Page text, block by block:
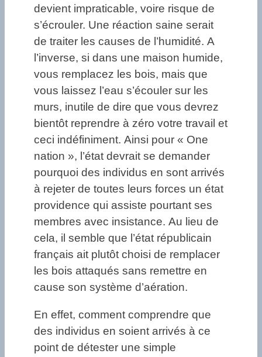
devient impraticable, voire risque de
s’écrouler. Une réaction saine serait
de traiter les causes de l’humidité. A
l’inverse, si dans une maison humide,
vous remplacez les bois, mais que
vous laissez l’eau s’écouler sur les
murs, inutile de dire que vous devrez
bientôt reprendre à zéro votre travail et
ceci indéfiniment. Ainsi pour « One
nation », l’état devrait se demander
pourquoi des individus en sont arrivés
à rejeter de toutes leurs forces un état
providence qui assiste pourtant ses
membres avec insistance. Au lieu de
cela, il semble que l’état républicain
français ait plutôt choisi de remplacer
les bois attaqués sans remettre en
cause son système d’aération.
En effet, comment comprendre que
des individus en soient arrivés à ce
point de détester une simple